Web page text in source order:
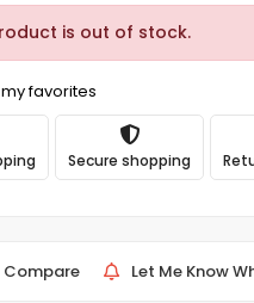
is out of stock.
favorites
Secure shopping
Compare Let Me Know